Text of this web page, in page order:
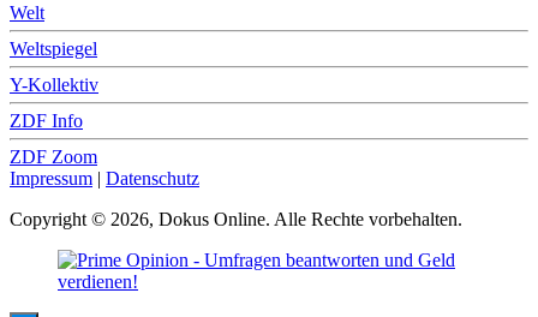
Welt
Weltspiegel
Y-Kollektiv
ZDF Info
ZDF Zoom
Impressum | Datenschutz
Copyright © 2026, Dokus Online. Alle Rechte vorbehalten.